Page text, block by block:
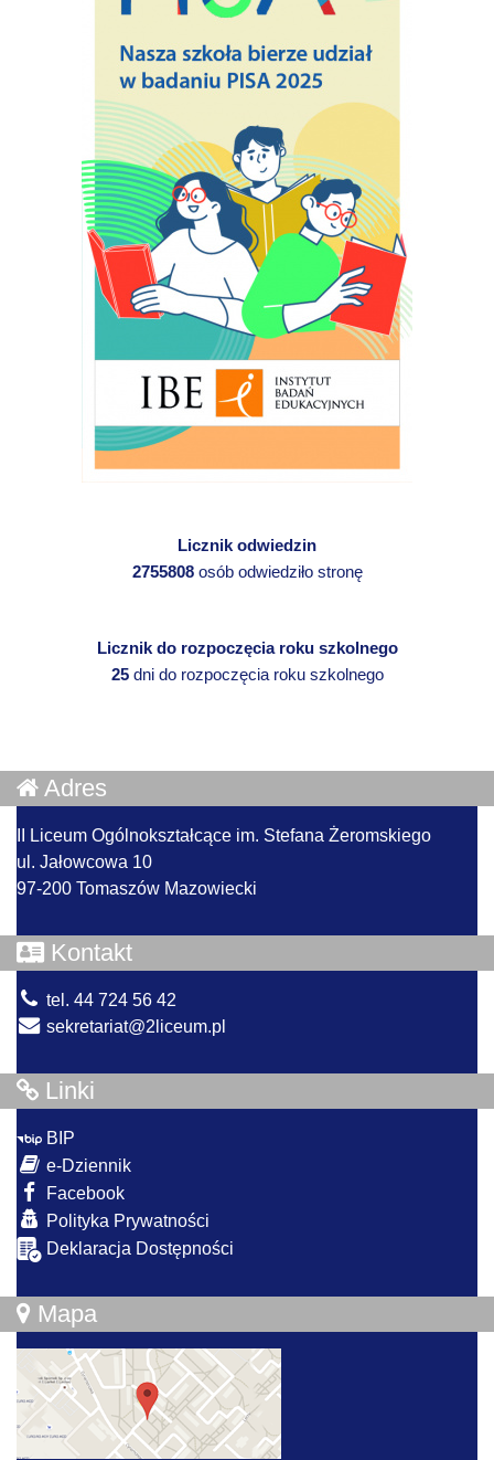
Licznik odwiedzin
2755808osób odwiedziło stronę
Licznik do rozpoczęcia roku szkolnego
25dni do rozpoczęcia roku szkolnego
Adres
II Liceum Ogólnokształcące im. Stefana Żeromskiego
ul. Jałowcowa 10
97-200 Tomaszów Mazowiecki
Kontakt
tel. 44 724 56 42
sekretariat@2liceum.pl
Linki
BIP
e-Dziennik
Facebook
Polityka Prywatności
Deklaracja Dostępności
Mapa